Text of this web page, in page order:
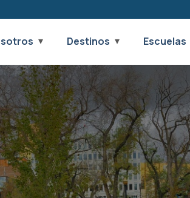
Destinos Escuelas